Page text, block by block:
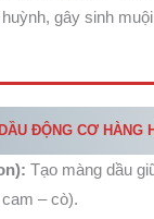
gây sinh
ĐỘNG CƠ HÀNG
Tạo màng dầu
– cò).